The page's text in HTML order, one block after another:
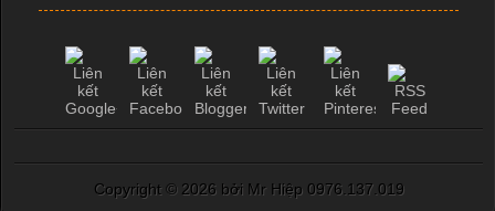
Copyright © 2026 bởi Mr Hiệp 0976.137.019